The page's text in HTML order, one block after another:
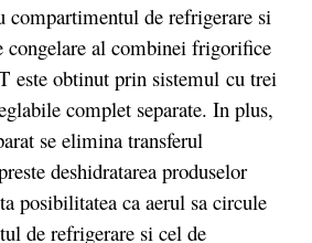
compartimentul de refrigerare si
congelare al combinei frigorifice
este obtinut prin sistemul cu trei
complet separate. In plus,
se elimina transferul
deshidratarea produselor
posibilitatea ca aerul sa circule
de refrigerare si cel de